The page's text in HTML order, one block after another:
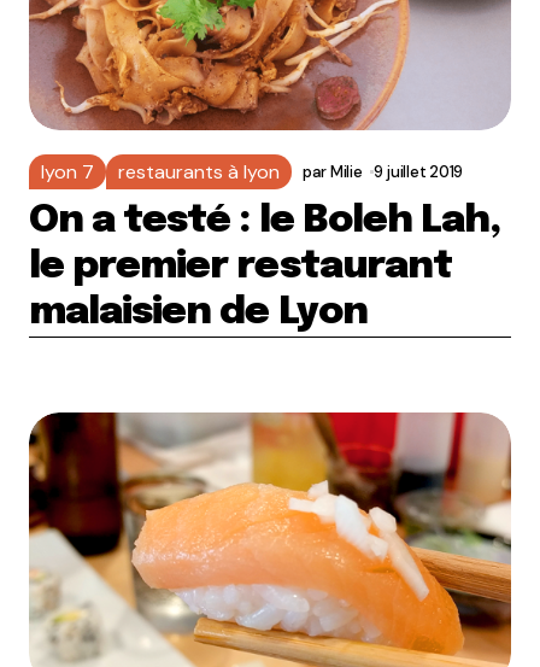
lyon 7 restaurants à lyon parMilie 9 juillet 2019
On a testé : le Boleh Lah,
le premier restaurant
malaisien de Lyon